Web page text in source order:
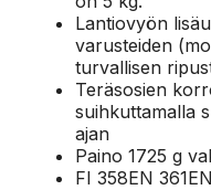
Lantiovyön
varusteiden
turvallisen
Teräsosien
suihkuttamalla
ajan
Paino 1725 g
FI 358EN